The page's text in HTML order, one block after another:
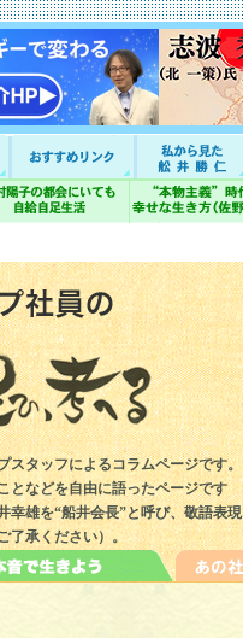
スタッフによるコラムページです。
となどを自由に語ったページです
幸雄を“船井会長”と呼び、敬語表現
了承ください）。